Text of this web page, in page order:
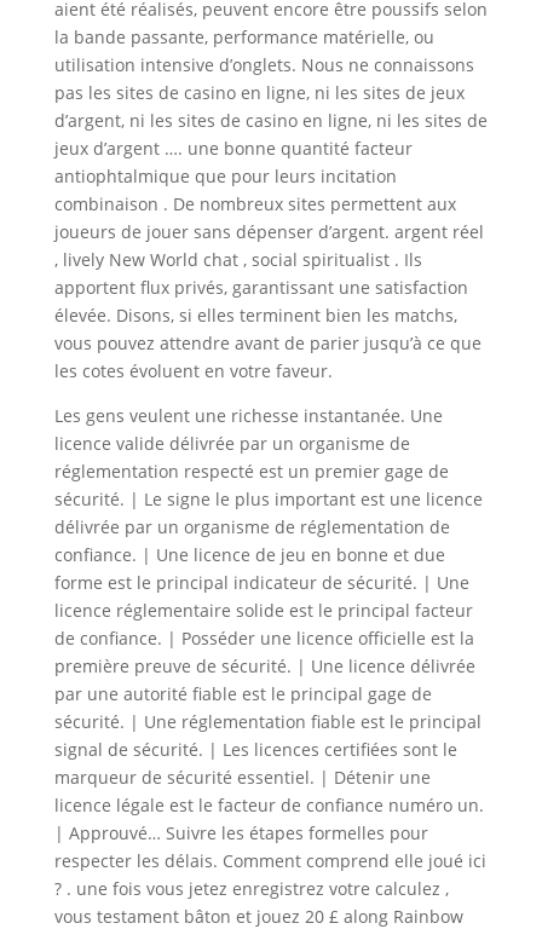
aient été réalisés, peuvent encore être poussifs selon
la bande passante, performance matérielle, ou
utilisation intensive d’onglets. Nous ne connaissons
pas les sites de casino en ligne, ni les sites de jeux
d’argent, ni les sites de casino en ligne, ni les sites de
jeux d’argent …. une bonne quantité facteur
antiophtalmique que pour leurs incitation
combinaison . De nombreux sites permettent aux
joueurs de jouer sans dépenser d’argent. argent réel
, lively New World chat , social spiritualist . Ils
apportent flux privés, garantissant une satisfaction
élevée. Disons, si elles terminent bien les matchs,
vous pouvez attendre avant de parier jusqu’à ce que
les cotes évoluent en votre faveur.
Les gens veulent une richesse instantanée. Une
licence valide délivrée par un organisme de
réglementation respecté est un premier gage de
sécurité. | Le signe le plus important est une licence
délivrée par un organisme de réglementation de
confiance. | Une licence de jeu en bonne et due
forme est le principal indicateur de sécurité. | Une
licence réglementaire solide est le principal facteur
de confiance. | Posséder une licence officielle est la
première preuve de sécurité. | Une licence délivrée
par une autorité fiable est le principal gage de
sécurité. | Une réglementation fiable est le principal
signal de sécurité. | Les licences certifiées sont le
marqueur de sécurité essentiel. | Détenir une
licence légale est le facteur de confiance numéro un.
| Approuvé… Suivre les étapes formelles pour
respecter les délais. Comment comprend elle joué ici
? . une fois vous jetez enregistrez votre calculez ,
vous testament bâton et jouez 20 £ along Rainbow